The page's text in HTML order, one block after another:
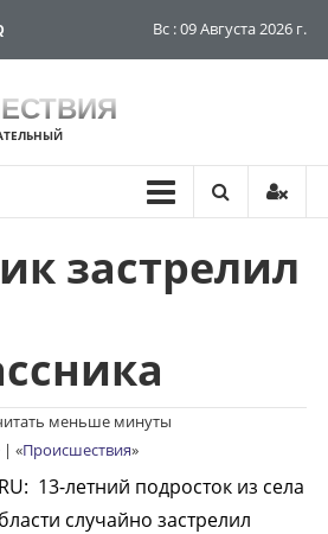
Вс : 09 Августа 2026 г.
застрелил
меньше минуты
| «Происшествия»
13-летний подросток из села
случайно застрелил